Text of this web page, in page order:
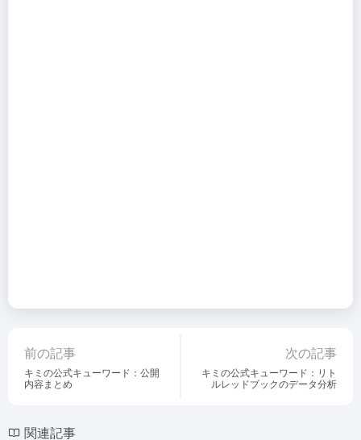
前の記事
キミの公式キューワード：公開
内容まとめ
次の記事
キミの公式キューワード：リト
ルレッドブックのデータ分析
関連記事